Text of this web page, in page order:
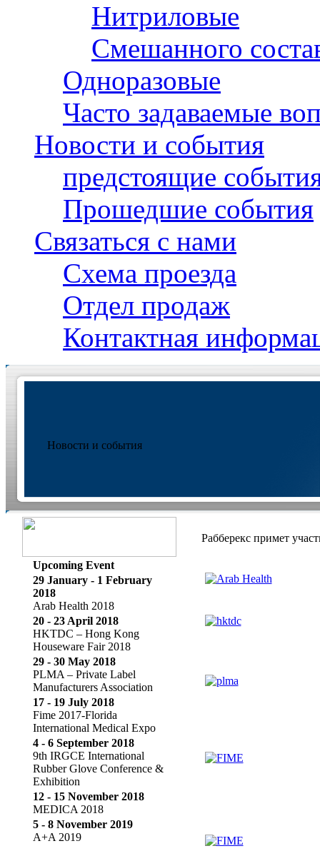
Нитриловые
Смешанного
Одноразовые
Часто задаваемые
Новости и события
предстоящие
Прошедшие события
Связаться с нами
Схема проезда
Отдел продаж
Контактная
Новости и события
Upcoming Event
29 January - 1 February
2018
Arab Health 2018
20 - 23 April 2018
HKTDC – Hong Kong
Houseware Fair 2018
29 - 30 May 2018
PLMA – Private Label
Manufacturers Association
17 - 19 July 2018
Fime 2017-Florida
International Medical Expo
4 - 6 September 2018
9th IRGCE International
Rubber Glove Conference &
Exhibition
12 - 15 November 2018
MEDICA 2018
5 - 8 November 2019
A+A 2019
Рабберекс примет